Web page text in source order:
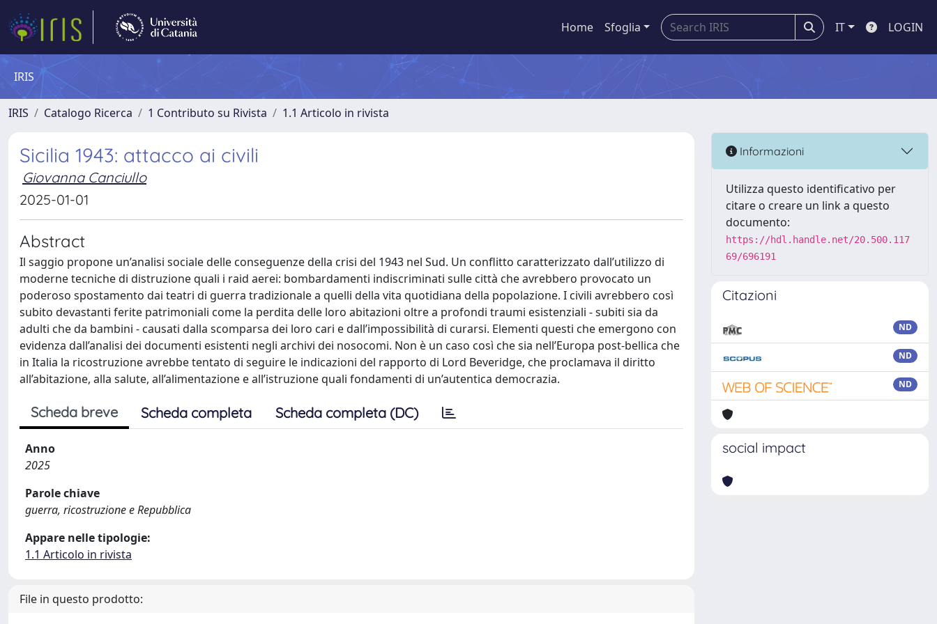
Home Sfoglia IT LOGIN
IRIS
IRIS Catalogo Ricerca 1 Contributo su Rivista 1.1 Articolo in rivista
Sicilia 1943: attacco ai civili
Giovanna Canciullo
2025-01-01
Abstract
Il saggio propone un’analisi sociale delle conseguenze della crisi del 1943 nel Sud. Un conflitto caratterizzato dall’utilizzo di
moderne tecniche di distruzione quali i raid aerei: bombardamenti indiscriminati sulle città che avrebbero provocato un
poderoso spostamento dai teatri di guerra tradizionale a quelli della vita quotidiana della popolazione. I civili avrebbero così
subito devastanti ferite patrimoniali come la perdita delle loro abitazioni oltre a profondi traumi esistenziali - subiti sia da
adulti che da bambini - causati dalla scomparsa dei loro cari e dall’impossibilità di curarsi. Elementi questi che emergono con
evidenza dall’analisi dei documenti esistenti negli archivi dei nosocomi. Non è un caso così che sia nell’Europa post-bellica che
in Italia la ricostruzione avrebbe tentato di seguire le indicazioni del rapporto di Lord Beveridge, che proclamava il diritto
all’abitazione, alla salute, all’alimentazione e all’istruzione quali fondamenti di un’autentica democrazia.
Scheda breve Scheda completa Scheda completa (DC)
Anno
2025
Parole chiave
guerra, ricostruzione e Repubblica
Appare nelle tipologie:
1.1 Articolo in rivista
File in questo prodotto:
Informazioni
Utilizza questo identificativo per
citare o creare un link a questo
documento:
https://hdl.handle.net/20.500.117
69/696191
Citazioni
ND
ND
ND
social impact